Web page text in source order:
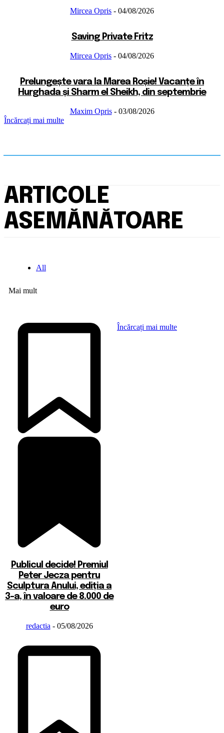
Mircea Opris - 04/08/2026
Saving Private Fritz
Mircea Opris - 04/08/2026
Prelungește vara la Marea Roșie! Vacanțe în
Hurghada și Sharm el Sheikh, din septembrie
Maxim Opris - 03/08/2026
Încărcați mai multe
ARTICOLE
ASEMĂNĂTOARE
All
Mai mult
Publicul decide! Premiul
Peter Jecza pentru
Sculptura Anului, ediția a
3-a, în valoare de 8.000 de
euro
redactia - 05/08/2026
Încărcați mai multe